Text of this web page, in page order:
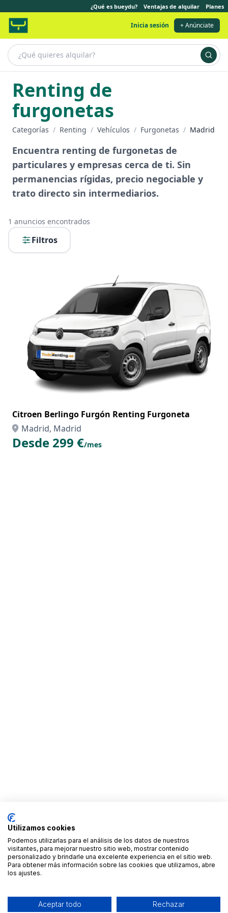
¿Qué es bueydu? Ventajas de alquilar Planes
Inicia sesión + Anúnciate
Renting de
furgonetas
Categorías / Renting / Vehículos / Furgonetas / Madrid
Encuentra renting de furgonetas de
particulares y empresas cerca de ti. Sin
permanencias rígidas, precio negociable y
trato directo sin intermediarios.
1 anuncios encontrados
Filtros
Citroen Berlingo Furgón Renting Furgoneta
Madrid, Madrid
Desde 299 €/mes
Utilizamos cookies
Podemos utilizarlas para el análisis de los datos de nuestros
visitantes, para mejorar nuestro sitio web, mostrar contenido
personalizado y brindarle una excelente experiencia en el sitio web.
Para obtener más información sobre las cookies que utilizamos, abre
los ajustes.
Aceptar todo Rechazar